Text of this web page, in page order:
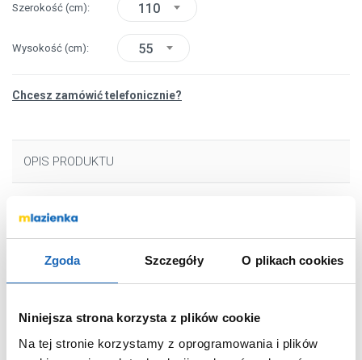
Zgoda Szczegóły O plikach cookies
Niniejsza strona korzysta z plików cookie
Na tej stronie korzystamy z oprogramowania i plików
Szerokość (cm) 110
Wysokość (cm) 55
Chcesz zamówić telefonicznie?
OPIS PRODUKTU
Round
Szerokość
110 cm
Wysokość
55 cm